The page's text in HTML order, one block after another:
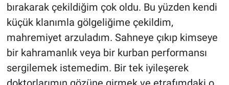
bırakarak çekildiğim çok oldu. Bu yüzden kendi
küçük klanımla gölgeliğime çekildim,
mahremiyet arzuladım. Sahneye çıkıp kimseye
bir kahramanlık veya bir kurban performansı
sergilemek istemedim. Bir tek iyileşerek
Yerel Gündem
Yerel Yaşam
Canlı Yayın